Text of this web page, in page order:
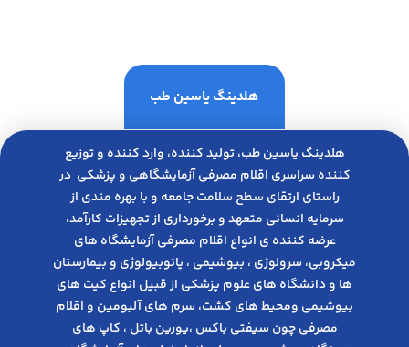
هلدینگ یاسین طب
هلدینگ یاسین طب، تولید کننده، وارد کننده و توزیع
کننده سراسری اقلام مصرفی آزمایشگاهی و پزشکی در
راﺳﺘﺎی ارﺗﻘﺎی ﺳﻄﺢ ﺳﻼﻣﺖ ﺟﺎﻣﻌﻪ و ﺑﺎ ﺑﻬﺮه ﻣﻨﺪی از
ﺳﺮﻣﺎﯾﻪ انسانی متعهد و ﺑﺮﺧﻮرداری از ﺗﺠﻬﯿﺰات ﮐﺎرآﻣﺪ،
عرضه کننده ی انواع اﻗﻼم مصرفی آزﻣﺎﯾﺸﮕﺎه های
میکروبی، ﺳﺮوﻟﻮژی ، ﺑﯿﻮﺷﯿﻤﯽ ، پاتوبیولوژی و بیمارستان
ها و دانشگاه های علوم پزشکی از قبیل انواع کیت های
بیوشیمی ومحیط های کشت، سرم های آلبومین و اقلام
مصرفی چون سیفتی باکس ،یورین باتل ، کاپ های